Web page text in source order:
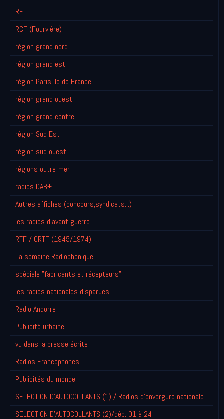
RFI
RCF (Fourvière)
région grand nord
région grand est
région Paris Ile de France
région grand ouest
région grand centre
région Sud Est
région sud ouest
régions outre-mer
radios DAB+
Autres affiches (concours,syndicats...)
les radios d'avant guerre
RTF / ORTF (1945/1974)
La semaine Radiophonique
spéciale "fabricants et récepteurs"
les radios nationales disparues
Radio Andorre
Publicité urbaine
vu dans la presse écrite
Radios Francophones
Publicités du monde
SELECTION D'AUTOCOLLANTS (1) / Radios d'envergure nationale
SELECTION D'AUTOCOLLANTS (2)/dép. 01 à 24